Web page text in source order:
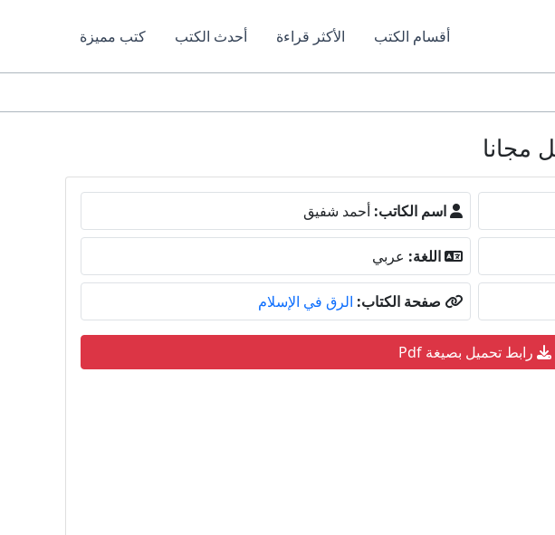
أقسام الكتب الأكثر قراءة أحدث الكتب كتب مميزة
اسم الكاتب: أحمد شفيق
اللغة: عربي
صفحة الكتاب: الرق في الإسلام
رابط تحميل بصيغة Pdf